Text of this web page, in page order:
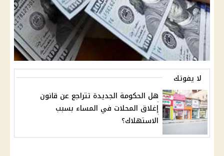
لا يفوتك
هل الحكومة الجديدة تتراجع عن قانون
إغلاق المحلات في المساء بسبب
الاستهلاك؟